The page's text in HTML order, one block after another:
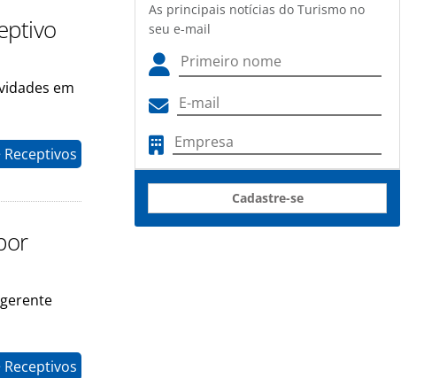
em
As principais notícias do Turismo no
seu e-mail
Cadastre-se